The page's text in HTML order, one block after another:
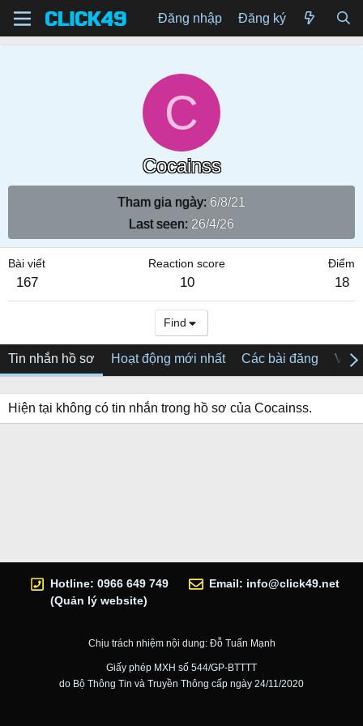
Đăng nhập Đăng ký
C
Cocainss
Tham gia ngày 6/8/21
Last seen 26/4/26
Bài viết
167
Reaction score
10
Điểm
18
Find
Tin nhắn hồ sơ Hoạt động mới nhất Các bài đăng Về
Hiện tại không có tin nhắn trong hồ sơ của Cocainss.
Hotline: 0966 649 749
(Quản lý website)
Email: info@click49.net
Chịu trách nhiệm nội dung: Đỗ Tuấn Mạnh
Giấy phép MXH số 544/GP-BTTTT
do Bộ Thông Tin và Truyền Thông cấp ngày 24/11/2020